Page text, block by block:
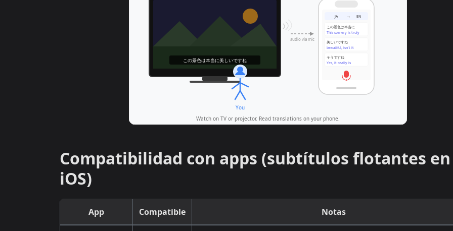
Compatibilidad con apps (subtítulos flotantes en
iOS)
App Compatible Notas